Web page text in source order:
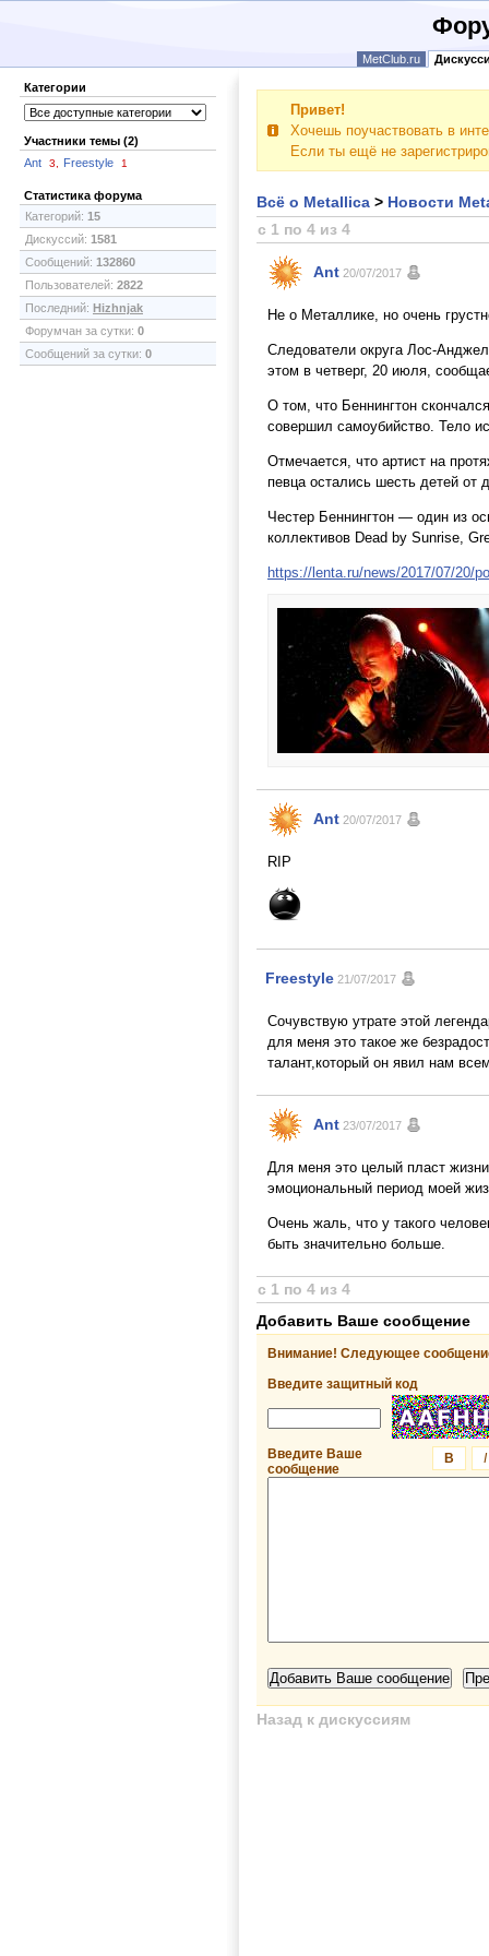
MetClub.ru
Категории
Участники темы (2)
Ant
3, Freestyle 1
Статистика форума
Категорий: 15
Дискуссий: 1581
Сообщений: 132860
Пользователей: 2822
Последний: Hizhnjak
Форумчан за сутки: 0
Сообщений за сутки: 0
Привет!
Хочешь поучаствовать в
Если ты ещё не
Всё о Metallica > Новости
с 1 по 4 из 4
Ant 20/07/2017
Не о Металлике, но очень
Следователи округа Лос-
этом в четверг, 20 июля,
О том, что Беннингтон
совершил самоубийство. Тело
Отмечается, что артист на
певца остались шесть детей от
Честер Беннингтон — один из
коллективов Dead by Sunrise,
https://lenta.ru/news/2017/07/20/
Ant 20/07/2017
RIP
Freestyle 21/07/2017
Сочувствую утрате этой
для меня это такое же
талант,который он явил нам
Ant 23/07/2017
Для меня это целый пласт
эмоциональный период моей
Очень жаль, что у такого
быть значительно больше.
с 1 по 4 из 4
Добавить Ваше сообщение
Внимание! Следующее
Введите защитный код
I
B
Введите Ваше
сообщение
Назад к дискуссиям